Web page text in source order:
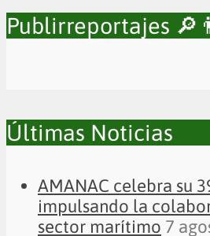
Publirreportajes
Últimas Noticias
AMANAC celebra su
impulsando la
sector marítimo 7